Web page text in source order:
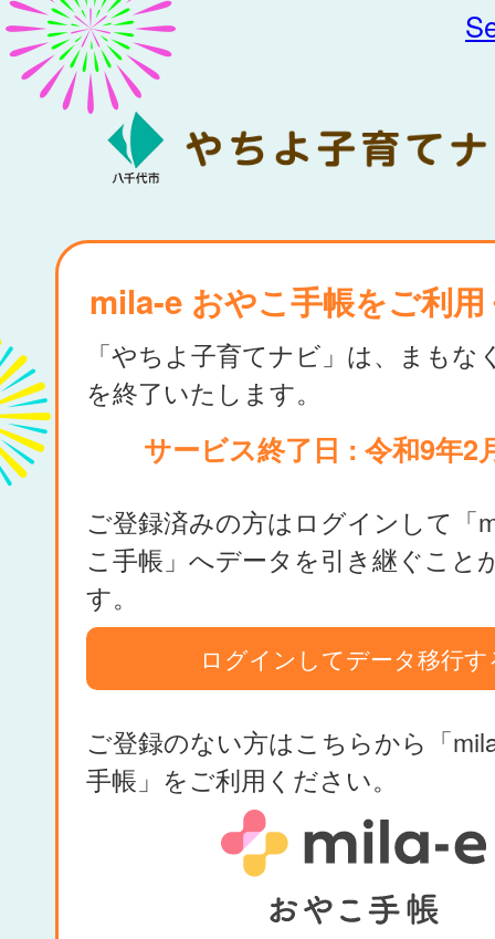
mila-e おやこ手帳をご利
「やちよ子育てナビ」は、まもな
を終了いたします。
サービス終了日 : 令和9年2
ご登録済みの方はログインして「
こ手帳」へデータを引き継ぐこと
す。
ログインしてデータ移行す
ご登録のない方はこちらから「
手帳」をご利用ください。